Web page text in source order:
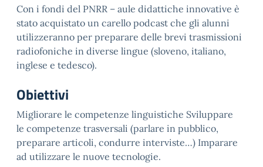
Con i fondi del PNRR – aule didattiche innovative è
stato acquistato un carello podcast che gli alunni
utilizzeranno per preparare delle brevi trasmissioni
radiofoniche in diverse lingue (sloveno, italiano,
inglese e tedesco).
Obiettivi
Migliorare le competenze linguistiche Sviluppare
le competenze trasversali (parlare in pubblico,
preparare articoli, condurre interviste…) Imparare
ad utilizzare le nuove tecnologie.